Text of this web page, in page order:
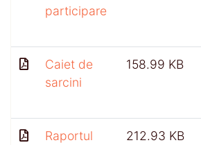
participare
Caiet de
sarcini
158.99 KB
Raportul
212.93 KB